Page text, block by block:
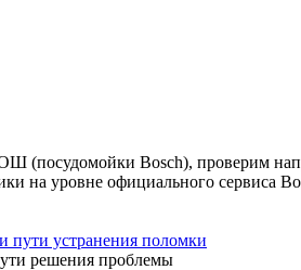
Bosch), проверим
на уровне официального
устранения поломки
решения проблемы